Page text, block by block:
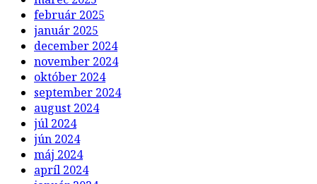
február 2025
január 2025
december 2024
november 2024
október 2024
september 2024
august 2024
júl 2024
jún 2024
máj 2024
apríl 2024